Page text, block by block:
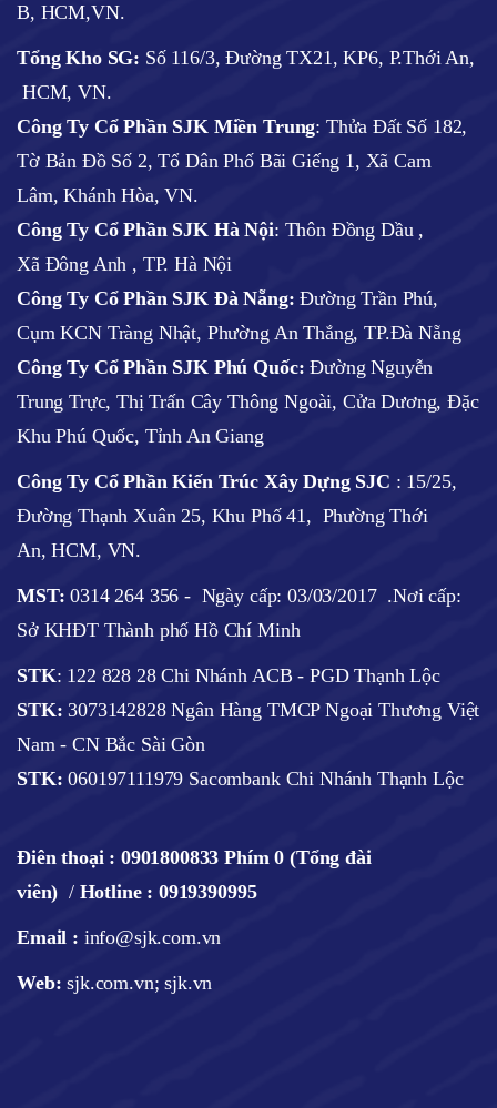
B, HCM,VN.
Tổng Kho SG: Số 116/3, Đường TX21, KP6, P.Thới An,
HCM, VN.
Công Ty Cổ Phần SJK Miền Trung: Thửa Đất Số 182,
Tờ Bản Đồ Số 2, Tổ Dân Phố Bãi Giếng 1, Xã Cam
Lâm, Khánh Hòa, VN.
Công Ty Cổ Phần SJK Hà Nội: Thôn Đồng Dầu ,
Xã Đông Anh , TP. Hà Nội
Công Ty Cổ Phần SJK Đà Nẵng: Đường Trần Phú,
Cụm KCN Tràng Nhật, Phường An Thắng, TP.Đà Nẵng
Công Ty Cổ Phần SJK Phú Quốc: Đường Nguyễn
Trung Trực, Thị Trấn Cây Thông Ngoài, Cửa Dương, Đặc
Khu Phú Quốc, Tỉnh An Giang
Công Ty Cổ Phần Kiến Trúc Xây Dựng SJC : 15/25,
Đường Thạnh Xuân 25, Khu Phố 41, Phường Thới
An, HCM, VN.
MST:0314 264 356 - Ngày cấp: 03/03/2017 .Nơi cấp:
Sở KHĐT Thành phố Hồ Chí Minh
STK: 122 828 28 Chi Nhánh ACB - PGD Thạnh Lộc
STK: 3073142828 Ngân Hàng TMCP Ngoại Thương Việt
Nam - CN Bắc Sài Gòn
STK:060197111979 Sacombank Chi Nhánh Thạnh Lộc
Điên thoại : 0901800833 Phím 0 (Tổng đài
viên) / Hotline : 0919390995
Email : info@sjk.com.vn
Web: sjk.com.vn; sjk.vn